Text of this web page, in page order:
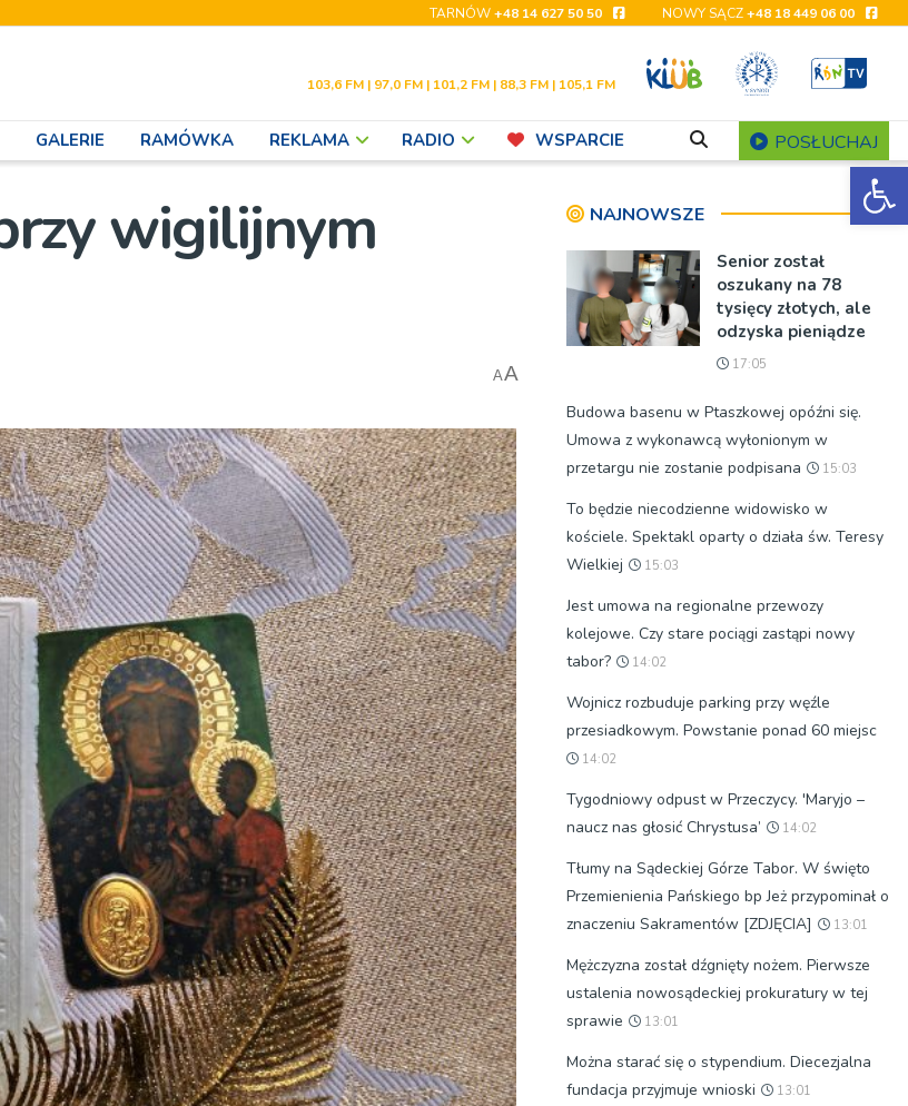
TARNÓW+48 14 627 50 50 NOWY SĄCZ+48 18 449 06 00
103,6 FM | 97,0 FM | 101,2 FM | 88,3 FM | 105,1 FM
GALERIE RAMÓWKA REKLAMA RADIO WSPARCIE POSŁUCHAJ
wigilijnym
AA
NAJNOWSZE
Senior został
oszukany na 78
tysięcy złotych, ale
odzyska pieniądze
17:05
Budowa basenu w Ptaszkowej opóźni się.
Umowa z wykonawcą wyłonionym w
przetargu nie zostanie podpisana
15:03
To będzie niecodzienne widowisko w
kościele. Spektakl oparty o działa św. Teresy
Wielkiej
15:03
Jest umowa na regionalne przewozy
kolejowe. Czy stare pociągi zastąpi nowy
tabor?
14:02
Wojnicz rozbuduje parking przy węźle
przesiadkowym. Powstanie ponad 60 miejsc
14:02
Tygodniowy odpust w Przeczycy. 'Maryjo –
naucz nas głosić Chrystusa’
14:02
Tłumy na Sądeckiej Górze Tabor. W święto
Przemienienia Pańskiego bp Jeż przypominał o
znaczeniu Sakramentów [ZDJĘCIA]
13:01
Mężczyzna został dźgnięty nożem. Pierwsze
ustalenia nowosądeckiej prokuratury w tej
sprawie
13:01
Można starać się o stypendium. Diecezjalna
fundacja przyjmuje wnioski
13:01